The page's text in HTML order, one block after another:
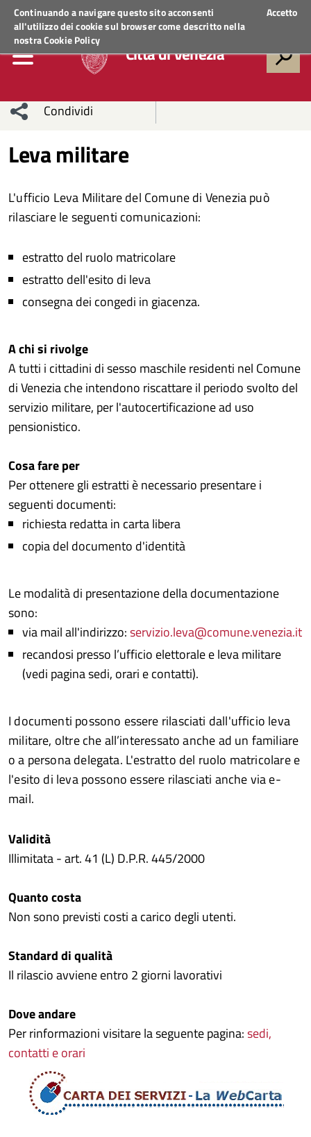
Continuando a navigare questo sito acconsenti
all'utilizzo dei cookie sul browser come descritto nella
nostraCookie Policy
Accetto
Regione VenetoACCEDI AI SERVIZI
Città di Venezia
Condividi
network
Condividi
Condividi
Facebook
su
Condividi
Facebook
su
Whatsapp
Leva militare
L'ufficio Leva Militare del Comune di Venezia può
rilasciare le seguenti comunicazioni:
estratto del ruolo matricolare
estratto dell'esito di leva
consegna dei congedi in giacenza.
A chi si rivolge
A tutti i cittadini di sesso maschile residenti nel Comune
di Venezia che intendono riscattare il periodo svolto del
servizio militare, per l'autocertificazione ad uso
pensionistico.
Cosa fare per
Per ottenere gli estratti è necessario presentare i
seguenti documenti:
richiesta redatta in carta libera
copia del documento d'identità
Le modalità di presentazione della documentazione
sono:
via mail all'indirizzo:servizio.leva@comune.venezia.it
recandosi presso l’ufficio elettorale e leva militare
(vedi pagina sedi, orari e contatti).
I documenti possono essere rilasciati dall'ufficio leva
militare, oltre che all’interessato anche ad un familiare
o a persona delegata. L'estratto del ruolo matricolare e
l'esito di leva possono essere rilasciati anche via e-
mail.
Validità
Illimitata - art. 41 (L) D.P.R. 445/2000
Quanto costa
Non sono previsti costi a carico degli utenti.
Standard di qualità
Il rilascio avviene entro 2 giorni lavorativi
Dove andare
Per rinformazioni visitare la seguente pagina:sedi,
contatti e orari